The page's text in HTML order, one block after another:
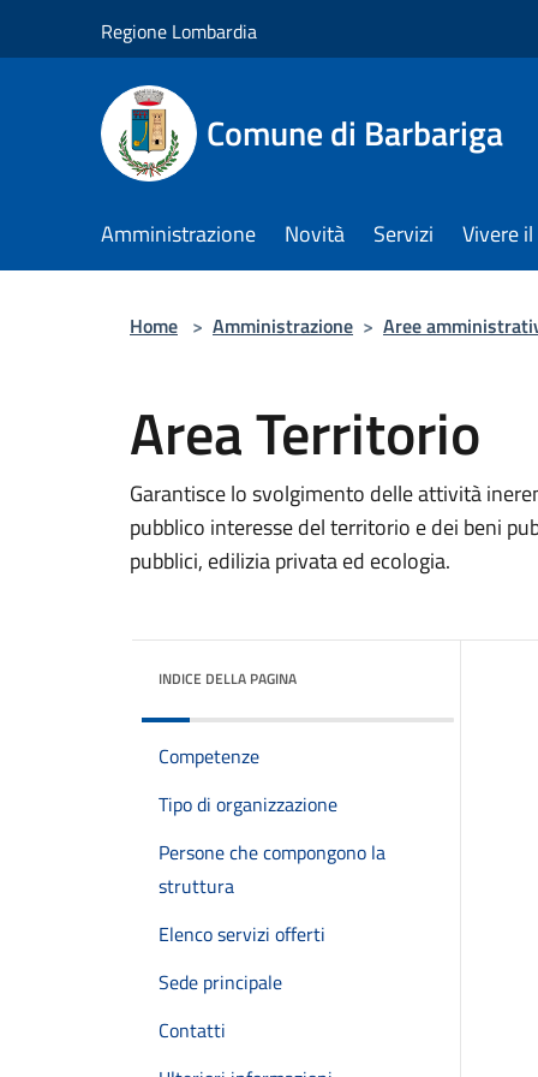
Regione Lombardia
Comune di Barbariga
Amministrazione Novità Servizi Vivere
Home > Amministrazione > Aree
Area Territorio
Garantisce lo svolgimento delle attività
pubblico interesse del territorio e dei beni
pubblici, edilizia privata ed ecologia.
INDICE DELLA PAGINA
Competenze
Tipo di organizzazione
Persone che compongono la
struttura
Elenco servizi offerti
Sede principale
Contatti